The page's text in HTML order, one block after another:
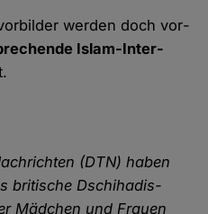
werden doch vor­
Islam-Inter­
(DTN) haben
britische Dschihadis­
Mädchen und Frauen